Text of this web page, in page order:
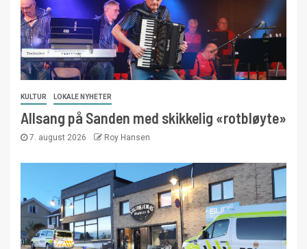
KULTUR LOKALE NYHETER
Allsang på Sanden med skikkelig «rotbløyte»
7. august 2026 Roy Hansen